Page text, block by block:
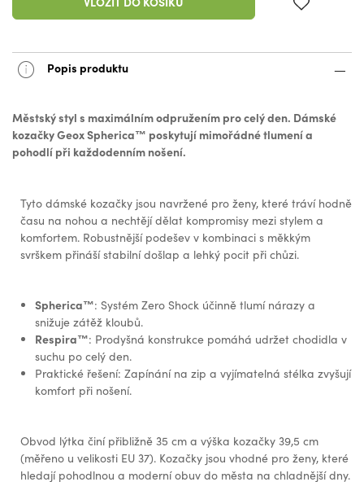
Popis produktu
Městský styl s maximálním odpružením pro celý den. Dámské
kozačky Geox Spherica™ poskytují mimořádné tlumení a
pohodlí při každodenním nošení.
Tyto dámské kozačky jsou navržené pro ženy, které tráví hodně
času na nohou a nechtějí dělat kompromisy mezi stylem a
komfortem. Robustnější podešev v kombinaci s měkkým
svrškem přináší stabilní došlap a lehký pocit při chůzi.
Spherica™: Systém Zero Shock účinně tlumí nárazy a
snižuje zátěž kloubů.
Respira™: Prodyšná konstrukce pomáhá udržet chodidla v
suchu po celý den.
Praktické řešení: Zapínání na zip a vyjímatelná stélka zvyšují
komfort při nošení.
Obvod lýtka činí přibližně 35 cm a výška kozačky 39,5 cm
(měřeno u velikosti EU 37). Kozačky jsou vhodné pro ženy, které
hledají pohodlnou a moderní obuv do města na chladnější dny.